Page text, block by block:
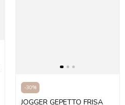
-30%
JOGGER GEPETTO FRISA